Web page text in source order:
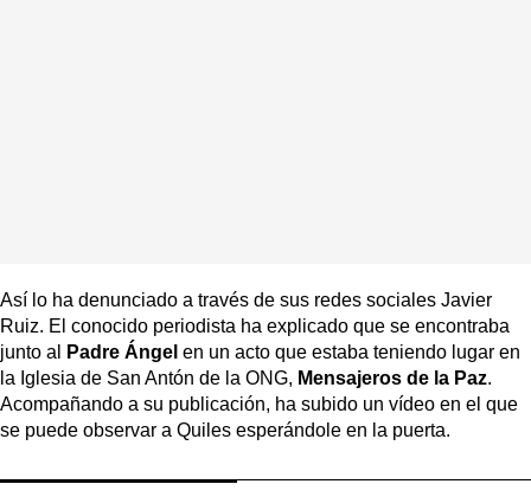
Así lo ha denunciado a través de sus redes sociales Javier
Ruiz. El conocido periodista ha explicado que se encontraba
junto al
Padre Ángel en un acto que estaba teniendo lugar en
la Iglesia de San Antón de la ONG, Mensajeros de la Paz.
Acompañando a su publicación, ha subido un vídeo en el que
se puede observar a Quiles esperándole en la puerta.